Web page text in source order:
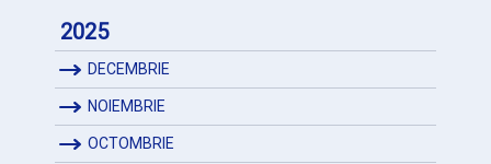
2025
DECEMBRIE
NOIEMBRIE
OCTOMBRIE